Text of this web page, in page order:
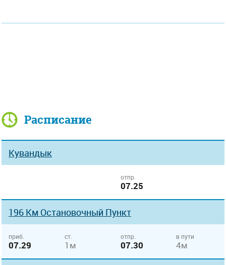
Расписание
Кувандык
отпр.
07.25
196 Км Остановочный Пункт
приб.
07.29
ст.
1м
отпр.
07.30
в пути
4м